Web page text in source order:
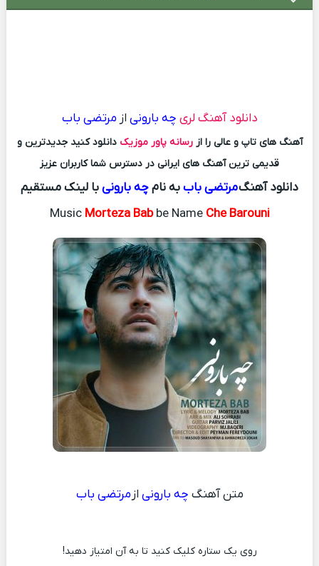
دانلود آهنگ لری چه بارونی از مرتضی باب
آهنگ های تاپ و عالی را ازرسانه پاور موزیک دانلود کنید جدیدترین و
قدیمی ترین آهنگ های ایرانی در دسترس شما کاربران عزیز
دانلود آهنگمرتضی باببه نامچه بارونیبا لینک مستقیم
MusicMorteza Babbe NameChe Barouni
متن آهنگ چه بارونی از مرتضی باب
روی یک ستاره کلیک کنید تا به آن امتیاز دهید!